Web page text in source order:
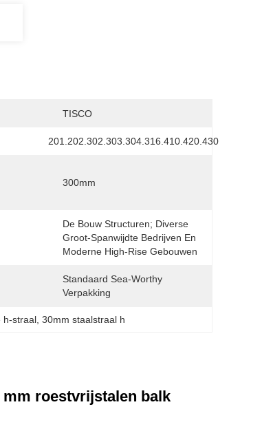
TISCO
201.202.302.303.304.316.410.420.430
300mm
De Bouw Structuren; Diverse
Groot-Spanwijdte Bedrijven En
Moderne High-Rise Gebouwen
Standaard Sea-Worthy
Verpakking
h-straal , 30mm staalstraal h
mm roestvrijstalen balk